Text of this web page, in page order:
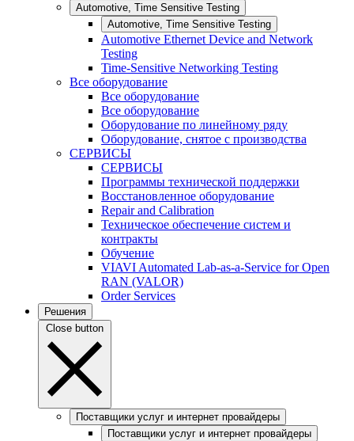
Automotive, Time Sensitive Testing
Automotive, Time Sensitive Testing
Automotive Ethernet Device and Network
Testing
Time-Sensitive Networking Testing
Все оборудование
Все оборудование
Все оборудование
Оборудование по линейному ряду
Оборудование, снятое с производства
СЕРВИСЫ
СЕРВИСЫ
Программы технической поддержки
Восстановленное оборудование
Repair and Calibration
Техническое обеспечение систем и
контракты
Обучение
VIAVI Automated Lab-as-a-Service for Open
RAN (VALOR)
Order Services
Решения
Close button
Поставщики услуг и интернет провайдеры
Поставщики услуг и интернет провайдеры